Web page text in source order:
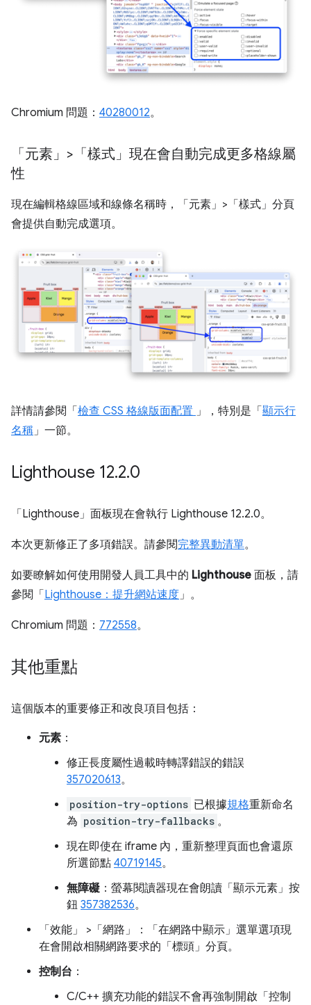
Chromium 問題： 40280012。
「元素」>「樣式」現在會自動完成更多格線屬
性
現在編輯格線區域和線條名稱時，「元素」>「樣式」分頁
會提供自動完成選項。
詳情請參閱「檢查 CSS 格線版面配置 」，特別是「顯示行
名稱 」一節。
Lighthouse 12.2.0
「Lighthouse」 面板現在會執行 Lighthouse 12.2.0。
本次更新修正了多項錯誤。請參閱完整異動清單。
如要瞭解如何使用開發人員工具中的 Lighthouse 面板，請
參閱「Lighthouse：提升網站速度 」。
Chromium 問題： 772558。
其他重點
這個版本的重要修正和改良項目包括：
元素 ：
修正長度屬性過載時轉譯錯誤的錯誤
357020613。
position-try-options 已根據規格重新命名
為 position-try-fallbacks 。
現在即使在 iframe 內，重新整理頁面也會還原
所選節點 40719145。
無障礙 ：螢幕閱讀器現在會朗讀「顯示元素」 按
鈕 357382536。
「效能」
>「網路」 ：「在網路中顯示」 選單選項現
在會開啟相關網路要求的「標頭」 分頁。
控制台 ：
C/C++ 擴充功能的錯誤不會再強制開啟「控制